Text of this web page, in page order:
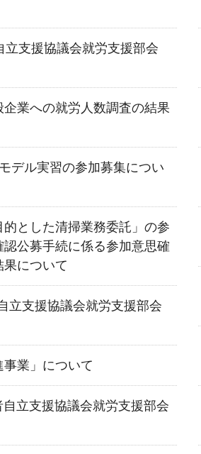
支援協議会就労支援部会
業への就労人数調査の結果
デル実習の参加募集につい
的とした清掃業務委託」の参
公募手続に係る参加意思確
について
立支援協議会就労支援部会
事業」について
立支援協議会就労支援部会